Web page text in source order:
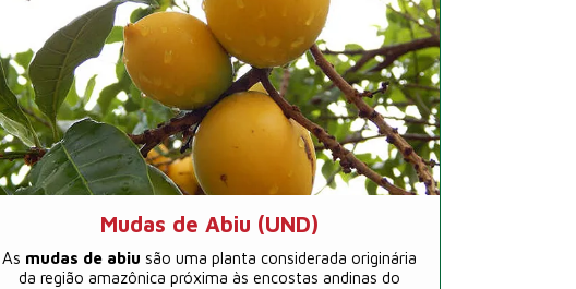
Mudas de Abiu (UND)
As mudas de abiu são uma planta considerada originária
da região amazônica próxima às encostas andinas do